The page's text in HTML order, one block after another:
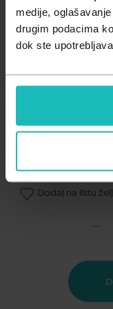
medije,
drugim podacima
dok ste
Zdravlje muškarca
Zdravlje žene
Minerali
Probiotici i prebiotici
Dodaj na listu
27,88 €/kom
SUMMER25